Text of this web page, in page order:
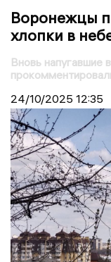
Воронежцы
хлопки в
Вновь напугавшие
24/10/2025 12:35